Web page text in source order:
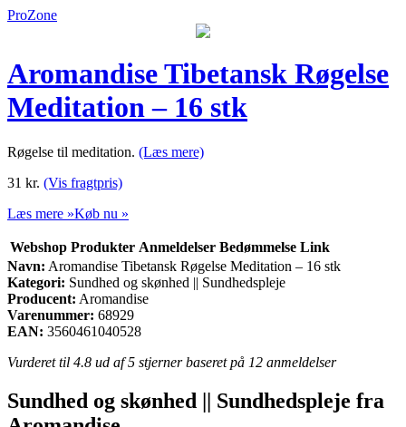
ProZone
Aromandise Tibetansk Røgelse
Meditation – 16 stk
Røgelse til meditation. (Læs mere)
31 kr. (Vis fragtpris)
Læs mere »Køb nu »
Webshop Produkter Anmeldelser Bedømmelse Link
Navn: Aromandise Tibetansk Røgelse Meditation – 16 stk
Kategori: Sundhed og skønhed || Sundhedspleje
Producent: Aromandise
Varenummer: 68929
EAN: 3560461040528
Vurderet til 4.8 ud af 5 stjerner baseret på 12 anmeldelser
Sundhed og skønhed || Sundhedspleje fra